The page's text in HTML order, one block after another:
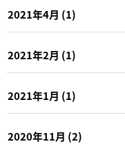
2021年4月 (1)
2021年2月 (1)
2021年1月 (1)
2020年11月 (2)